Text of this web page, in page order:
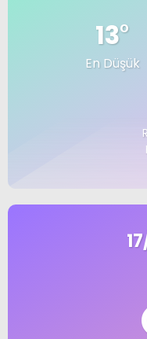
13°
En Düşük